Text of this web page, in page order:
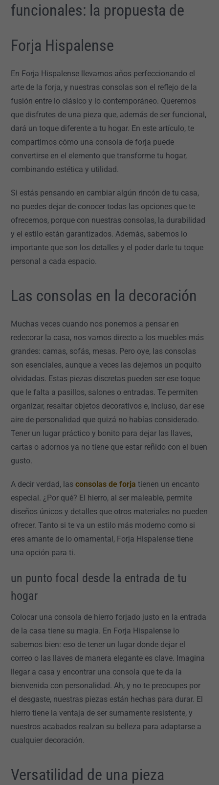
funcionales: la propuesta de
Forja Hispalense
En Forja Hispalense llevamos años perfeccionando el
arte de la forja, y nuestras consolas son el reflejo de la
fusión entre lo clásico y lo contemporáneo. Queremos
que disfrutes de una pieza que, además de ser funcional,
dará un toque diferente a tu hogar. En este artículo, te
compartimos cómo una consola de forja puede
convertirse en el elemento que transforme tu hogar,
combinando estética y utilidad.
Si estás pensando en cambiar algún rincón de tu casa,
no puedes dejar de conocer todas las opciones que te
ofrecemos, porque con nuestras consolas, la durabilidad
y el estilo están garantizados. Además, sabemos lo
importante que son los detalles y el poder darle tu toque
personal a cada espacio.
Las consolas en la decoración
Muchas veces cuando nos ponemos a pensar en
redecorar la casa, nos vamos directo a los muebles más
grandes: camas, sofás, mesas. Pero oye, las consolas
son esenciales, aunque a veces las dejemos un poquito
olvidadas. Estas piezas discretas pueden ser ese toque
que le falta a pasillos, salones o entradas. Te permiten
organizar, resaltar objetos decorativos e, incluso, dar ese
aire de personalidad que quizá no habías considerado.
Tener un lugar práctico y bonito para dejar las llaves,
cartas o adornos ya no tiene que estar reñido con el buen
gusto.
A decir verdad, lasconsolas de forja tienen un encanto
especial. ¿Por qué? El hierro, al ser maleable, permite
diseños únicos y detalles que otros materiales no pueden
ofrecer. Tanto si te va un estilo más moderno como si
eres amante de lo ornamental, Forja Hispalense tiene
una opción para ti.
un punto focal desde la entrada de tu
hogar
Colocar una consola de hierro forjado justo en la entrada
de la casa tiene su magia. En Forja Hispalense lo
sabemos bien: eso de tener un lugar donde dejar el
correo o las llaves de manera elegante es clave. Imagina
llegar a casa y encontrar una consola que te da la
bienvenida con personalidad. Ah, y no te preocupes por
el desgaste, nuestras piezas están hechas para durar. El
hierro tiene la ventaja de ser sumamente resistente, y
nuestros acabados realzan su belleza para adaptarse a
cualquier decoración.
Versatilidad de una pieza